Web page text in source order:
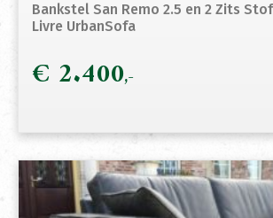
Bankstel San Remo 2.5 en 2 Zits
Livre UrbanSofa
€ 2.400